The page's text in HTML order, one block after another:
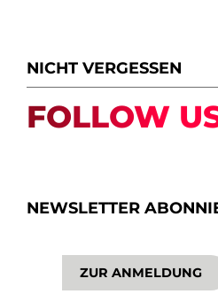
NICHT VERGESSEN
FOLLOW
NEWSLETTER
ZUR ANMELDUNG